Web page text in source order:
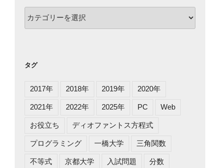
テ
タグ
2017年 2018年 2019年 2020年
2021年 2022年 2025年 PC Web
お役立ち ディオファントス方程式
プログラミング 一橋大学 三角関数
不等式 京都大学 入試問題 分数